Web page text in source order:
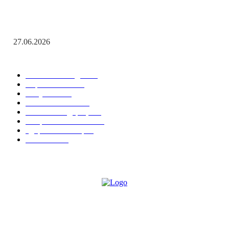
27.06.2026